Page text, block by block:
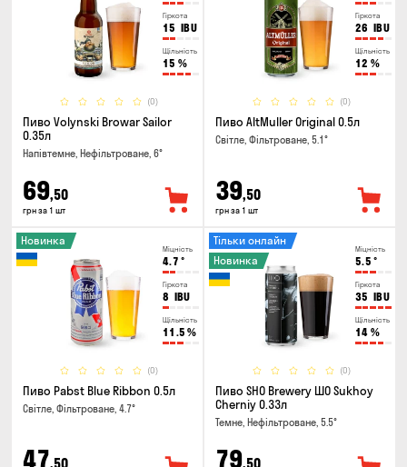
Гіркота
15 IBU
Щільність
15 %
(0)
Пиво Volynski Browar Sailor
0.35л
Напівтемне, Нефільтроване, 6°
69,50
грн за 1 шт
Гіркота
26 IBU
Щільність
12 %
(0)
Пиво AltMuller Original 0.5л
Світле, Фільтроване, 5.1°
39,50
грн за 1 шт
Міцність
4.7 °
Гіркота
8 IBU
Щільність
11.5 %
(0)
Новинка
Пиво Pabst Blue Ribbon 0.5л
Світле, Фільтроване, 4.7°
47
Міцність
5.5 °
Гіркота
35 IBU
Щільність
14 %
(0)
Тільки онлайн
Новинка
Пиво SHO Brewery ШО Sukhoy
Cherniy 0.33л
Темне, Нефільтроване, 5.5°
79